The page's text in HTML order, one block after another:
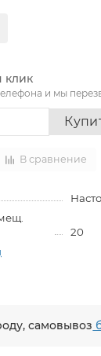
клик
и мы
В сравнение
20
самовывоз